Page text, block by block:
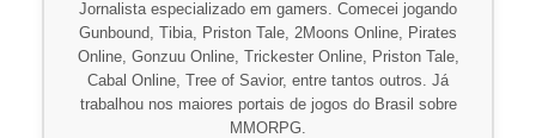
Jornalista especializado em gamers. Comecei jogando
Gunbound, Tibia, Priston Tale, 2Moons Online, Pirates
Online, Gonzuu Online, Trickester Online, Priston Tale,
Cabal Online, Tree of Savior, entre tantos outros. Já
trabalhou nos maiores portais de jogos do Brasil sobre
MMORPG.